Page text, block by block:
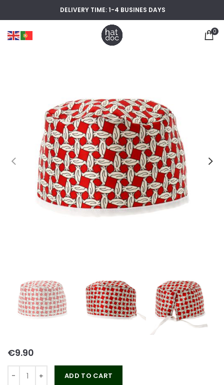
DELIVERY TIME: 1-4 BUSINES DAYS
0
€
ADD TO CART